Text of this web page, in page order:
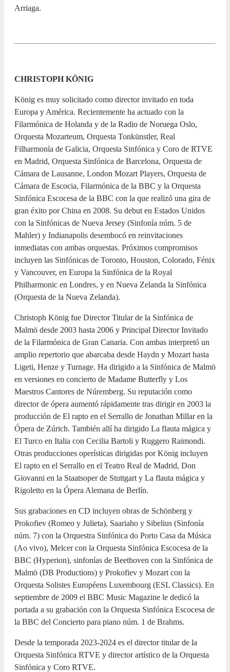
Arriaga.
CHRISTOPH KÖNIG
König es muy solicitado como director invitado en toda
Europa y América. Recientemente ha actuado con la
Filarmónica de Holanda y de la Radio de Noruega Oslo,
Orquesta Mozarteum, Orquesta Tonkünstler, Real
Filharmonía de Galicia, Orquesta Sinfónica y Coro de RTVE
en Madrid, Orquesta Sinfónica de Barcelona, Orquesta de
Cámara de Lausanne, London Mozart Players, Orquesta de
Cámara de Escocia, Filarmónica de la BBC y la Orquesta
Sinfónica Escocesa de la BBC con la que realizó una gira de
gran éxito por China en 2008. Su debut en Estados Unidos
con la Sinfónicas de Nueva Jersey (Sinfonía núm. 5 de
Mahler) y Indianapolis desembocó en reinvitaciones
inmediatas con ambas orquestas. Próximos compromisos
incluyen las Sinfónicas de Toronto, Houston, Colorado, Fénix
y Vancouver, en Europa la Sinfónica de la Royal
Philharmonic en Londres, y en Nueva Zelanda la Sinfónica
(Orquesta de la Nueva Zelanda).
Christoph König fue Director Titular de la Sinfónica de
Malmö desde 2003 hasta 2006 y Principal Director Invitado
de la Filarmónica de Gran Canaria. Con ambas interpretó un
amplio repertorio que abarcaba desde Haydn y Mozart hasta
Ligeti, Henze y Turnage. Ha dirigido a la Sinfónica de Malmö
en versiones en concierto de Madame Butterfly y Los
Maestros Cantores de Núremberg. Su reputación como
director de ópera aumentó rápidamente tras dirigir en 2003 la
producción de El rapto en el Serrallo de Jonathan Millar en la
Ópera de Zúrich. También allí ha dirigido La flauta mágica y
El Turco en Italia con Cecilia Bartoli y Ruggero Raimondi.
Otras producciones operísticas dirigidas por König incluyen
El rapto en el Serrallo en el Teatro Real de Madrid, Don
Giovanni en la Staatsoper de Stuttgart y La flauta mágica y
Rigoletto en la Ópera Alemana de Berlín.
Sus grabaciones en CD incluyen obras de Schönberg y
Prokofiev (Romeo y Julieta), Saariaho y Sibelius (Sinfonía
núm. 7) con la Orquestra Sinfónica do Porto Casa da Música
(Ao vivo), Melcer con la Orquesta Sinfónica Escocesa de la
BBC (Hyperion), sinfonías de Beethoven con la Sinfónica de
Malmö (DB Productions) y Prokofiev y Mozart con la
Orquesta Solistes Européens Luxembourg (ESL Classics). En
septiembre de 2009 el BBC Music Magazine le dedicó la
portada a su grabación con la Orquesta Sinfónica Escocesa de
la BBC del Concierto para piano núm. 1 de Brahms.
Desde la temporada 2023-2024 es el director titular de la
Orquesta Sinfónica RTVE y director artístico de la Orquesta
Sinfónica y Coro RTVE.